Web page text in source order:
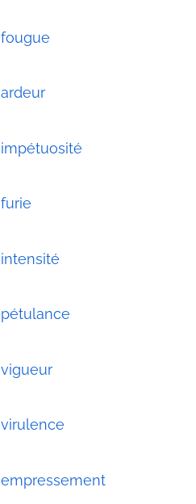
fougue
ardeur
impétuosité
furie
intensité
pétulance
vigueur
virulence
empressement